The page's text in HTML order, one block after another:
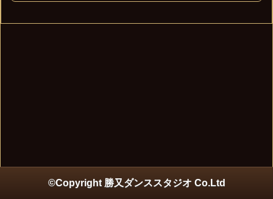
©Copyright 勝又ダンススタジオ Co.Ltd